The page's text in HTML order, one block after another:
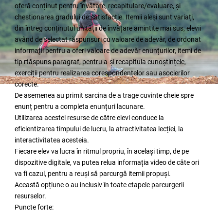
oferă conținut pentru învățare, recapitulare/evaluare, și
chestionarea gradului de satisfacție. Itemii aleși sunt variați,
din întreg conținutul unității de învățare amintite mai sus, elevii
având de selectat răspunsuri cu valoare de adevăr, de ordonat
informații pentru a oferi valoare de adevăr enunțurilor, itemi de
tip rtăspuns paragraf, pentru a-și recapitula cunoștințele,
exerciții pentru realizarea corespondențelor sau asocierilor
corecte.
De asemenea au primit sarcina de a trage cuvinte cheie spre
enunț pentru a completa enunțuri lacunare.
Utilizarea acestei resurse de către elevi conduce la
eficientizarea timpului de lucru, la atractivitatea lecției, la
interactivitatea acesteia.
Fiecare elev va lucra în ritmul propriu, în același timp, de pe
dispozitive digitale, va putea relua informația video de câte ori
va fi cazul, pentru a reuși să parcurgă itemii propuși.
Această opțiune o au inclusiv în toate etapele parcurgerii
resurselor.
Puncte forte: